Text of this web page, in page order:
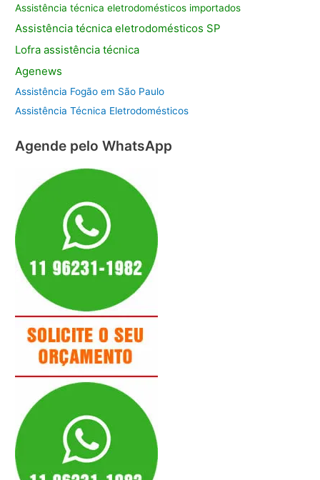
Assistência técnica eletrodomésticos importados
Assistência técnica eletrodomésticos SP
Lofra assistênciatécnica
Agenews
Assistência Fogão em São Paulo
Assistência Técnica Eletrodomésticos
Agende pelo WhatsApp